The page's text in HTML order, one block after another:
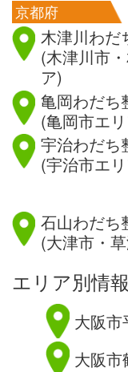
京都府
木津川わだ
(木津川市
ア)
亀岡わだち
(亀岡市エ
宇治わだち
(宇治市エ
石山わだち
(大津市・
エリア別情報
大阪市
大阪市